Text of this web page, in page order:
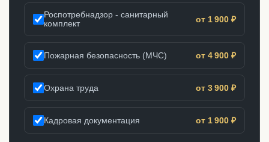
Роспотребнадзор - санитарный
комплект
от 1 900 ₽
Пожарная безопасность (МЧС) от 4 900 ₽
Охрана труда от 3 900 ₽
Кадровая документация от 1 900 ₽